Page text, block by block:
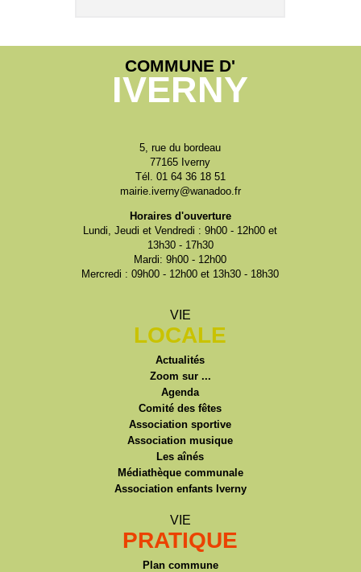
COMMUNE D'
IVERNY
5, rue du bordeau
77165 Iverny
Tél. 01 64 36 18 51
mairie.iverny@wanadoo.fr
Horaires d'ouverture
Lundi, Jeudi et Vendredi : 9h00 - 12h00 et
13h30 - 17h30
Mardi: 9h00 - 12h00
Mercredi : 09h00 - 12h00 et 13h30 - 18h30
VIE
LOCALE
Actualités
Zoom sur ...
Agenda
Comité des fêtes
Association sportive
Association musique
Les aînés
Médiathèque communale
Association enfants Iverny
VIE
PRATIQUE
Plan commune